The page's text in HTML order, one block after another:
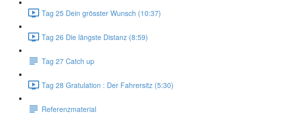
Tag 25 Dein grösster Wunsch (10:37)
Tag 26 Die längste Distanz (8:59)
Tag 27 Catch up
Tag 28 Gratulation : Der Fahrersitz (5:30)
Referenzmaterial